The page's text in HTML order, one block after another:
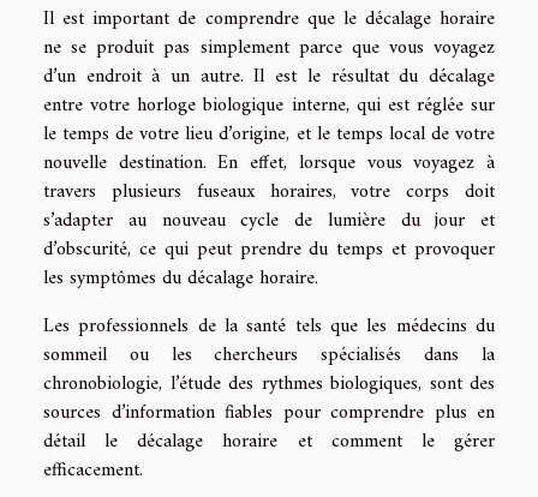
Il est important de comprendre que le décalage horaire
ne se produit pas simplement parce que vous voyagez
d’un endroit à un autre. Il est le résultat du décalage
entre votre horloge biologique interne, qui est réglée sur
le temps de votre lieu d’origine, et le temps local de votre
nouvelle destination. En effet, lorsque vous voyagez à
travers plusieurs fuseaux horaires, votre corps doit
s’adapter au nouveau cycle de lumière du jour et
d’obscurité, ce qui peut prendre du temps et provoquer
les symptômes du décalage horaire.
Les professionnels de la santé tels que les médecins du
sommeil ou les chercheurs spécialisés dans la
chronobiologie, l’étude des rythmes biologiques, sont des
sources d’information fiables pour comprendre plus en
détail le décalage horaire et comment le gérer
efficacement.